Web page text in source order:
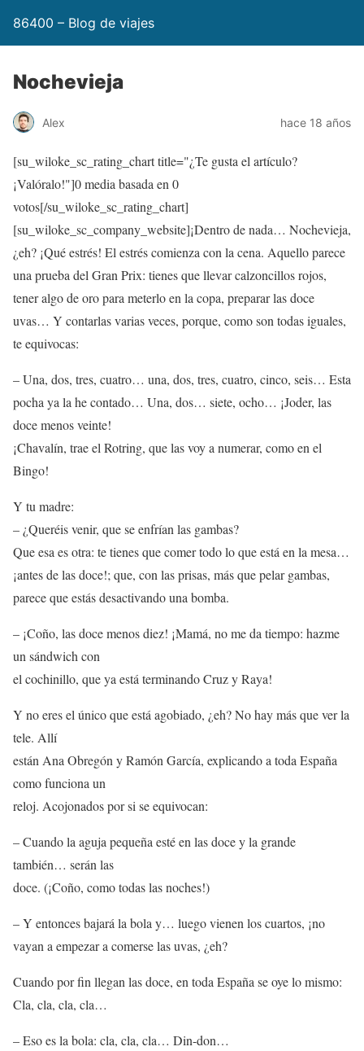
86400 – Blog de viajes
Nochevieja
Alex hace 18 años
[su_wiloke_sc_rating_chart title="¿Te gusta el artículo?
¡Valóralo!"]0media basada en 0
votos[/su_wiloke_sc_rating_chart]
[su_wiloke_sc_company_website]¡Dentro de nada… Nochevieja,
¿eh? ¡Qué estrés! El estrés comienza con la cena. Aquello parece
una prueba del Gran Prix: tienes que llevar calzoncillos rojos,
tener algo de oro para meterlo en la copa, preparar las doce
uvas… Y contarlas varias veces, porque, como son todas iguales,
te equivocas:
– Una, dos, tres, cuatro… una, dos, tres, cuatro, cinco, seis… Esta
pocha ya la he contado… Una, dos… siete, ocho… ¡Joder, las
doce menos veinte!
¡Chavalín, trae el Rotring, que las voy a numerar, como en el
Bingo!
Y tu madre:
– ¿Queréis venir, que se enfrían las gambas?
Que esa es otra: te tienes que comer todo lo que está en la mesa…
¡antes de las doce!; que, con las prisas, más que pelar gambas,
parece que estás desactivando una bomba.
– ¡Coño, las doce menos diez! ¡Mamá, no me da tiempo: hazme
un sándwich con
el cochinillo, que ya está terminando Cruz y Raya!
Y no eres el único que está agobiado, ¿eh? No hay más que ver la
tele. Allí
están Ana Obregón y Ramón García, explicando a toda España
como funciona un
reloj. Acojonados por si se equivocan:
– Cuando la aguja pequeña esté en las doce y la grande
también… serán las
doce. (¡Coño, como todas las noches!)
– Y entonces bajará la bola y… luego vienen los cuartos, ¡no
vayan a empezar a comerse las uvas, ¿eh?
Cuando por fin llegan las doce, en toda España se oye lo mismo:
Cla, cla, cla, cla…
– Eso es la bola: cla, cla, cla… Din-don…